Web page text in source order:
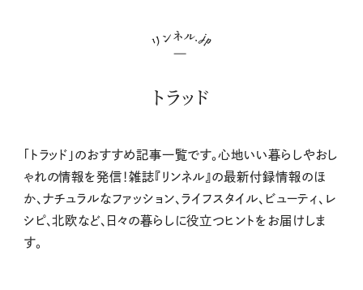
トラッド
「トラッド」のおすすめ記事一覧です。心地いい暮らしやおし
ゃれの情報を発信！雑誌『リンネル』の最新付録情報のほ
か、ナチュラルなファッション、ライフスタイル、ビューティ、レ
シピ、北欧など、日々の暮らしに役立つヒントをお届けしま
す。